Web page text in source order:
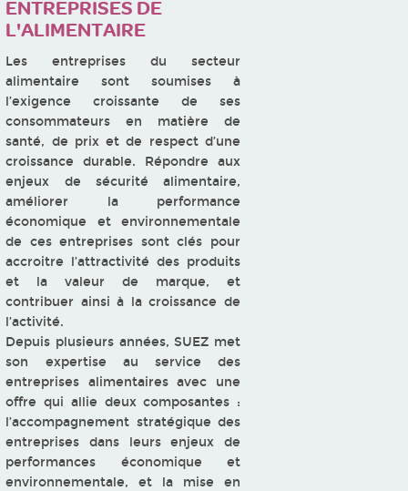
ENTREPRISES DE
L'ALIMENTAIRE
Les entreprises du secteur
alimentaire sont soumises à
l’exigence croissante de ses
consommateurs en matière de
santé, de prix et de respect d’une
croissance durable. Répondre aux
enjeux de sécurité alimentaire,
améliorer la performance
économique et environnementale
de ces entreprises sont clés pour
accroitre l’attractivité des produits
et la valeur de marque, et
contribuer ainsi à la croissance de
l’activité.
Depuis plusieurs années, SUEZ met
son expertise au service des
entreprises alimentaires avec une
offre qui allie deux composantes :
l’accompagnement stratégique des
entreprises dans leurs enjeux de
performances économique et
environnementale, et la mise en